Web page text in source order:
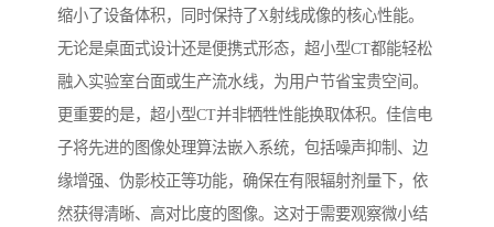
缩小了设备体积，同时保持了X射线成像的核心性能。
无论是桌面式设计还是便携式形态，超小型CT都能轻松
融入实验室台面或生产流水线，为用户节省宝贵空间。
更重要的是，超小型CT并非牺牲性能换取体积。佳信电
子将先进的图像处理算法嵌入系统，包括噪声抑制、边
缘增强、伪影校正等功能，确保在有限辐射剂量下，依
然获得清晰、高对比度的图像。这对于需要观察微小结